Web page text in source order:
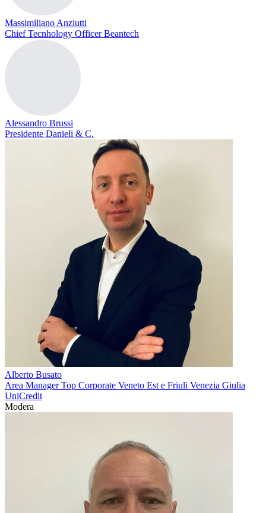
Massimiliano Anziutti
Chief Tecnhology Officer Beantech
Alessandro Brussi
Presidente Danieli & C.
Alberto Busato
Area Manager Top Corporate Veneto Est e Friuli Venezia Giulia
UniCredit
Modera